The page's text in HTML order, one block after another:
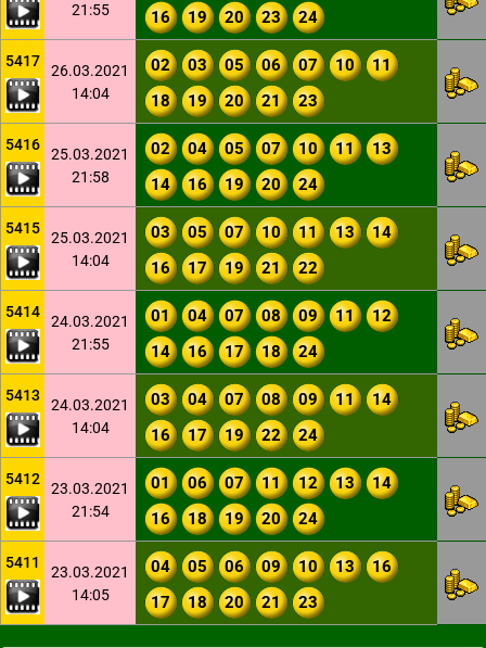
21:55
16
19 20 23 24
5417
26.03.2021
14:04
02 03 05 06 07 10
11
18
19 20 21 23
5416
25.03.2021
21:58
02 04 05 07 10 11
13
14
16 19 20 24
5415
25.03.2021
14:04
03 05 07 10 11 13
14
16
17 19 21 22
5414
24.03.2021
21:55
01 04 07 08 09 11
12
14
16 17 18 24
5413
24.03.2021
14:04
03 04 07 08 09 11
14
16
17 19 22 24
5412
23.03.2021
21:54
01 06 07 11 12 13
14
16
18 19 20 24
5411
23.03.2021
14:05
04 05 06 09 10 13
16
17
18 20 21 23